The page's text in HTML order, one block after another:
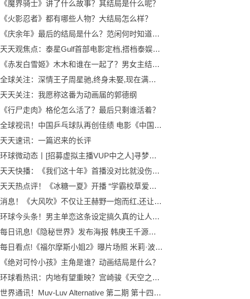
《魔界骑士》讲了什么故事？其结局是什么呢？
《火影忍者》都有哪些人物？大结局怎么样？
《庆余年》最后的结局是什么？范闲何时知道五竹是机器人？
天天观焦点：泰星Gulf首部电影定档,搭档泰娱女王Ann,有望成爆款
《赤发白雪姬》木木和谁在一起了？男女主结局如何？
全球关注：深情王子周星驰,终身未娶,现在满头白发日渐消瘦
天天关注：我愿称这番为动画届的郭德纲
《行尸走肉》格伦怎么活了？最后只剩谁活着？
全球视讯！中国乒乓球队再创佳绩 电影《中国乒乓》发文点赞
天天速讯：一篇迟来的长评
环球微动态丨[招募虚拟主播VUP中之人]寻梦计划—喵姆
天天快播：《我们这十年》首播没对比就没伤害，白百合演技自然，娄艺潇出戏
天天热点评！《冰糖一夏》开播 “学霸校草爱上我”既视感！
消息！《大风吹》不仅让王赫野一炮而红,还让刘惜君,重新回归了
环球今头条！男主单恋这条设定搞久真的让人疲劳
每日讯息!《隐秘世界》发布海报 韩庚王千源张馨予正邪对决
每日看点!《福尔摩斯小姐2》曝片场照 米莉·波比·布朗搞怪
《绝对可怜小孩》主角是谁？动画结局是什么？
环球看热讯：内地有望重映？宫崎骏《天空之城》开通官方账号
世界通讯！Muv-Luv Alternative 第二期 第十四集 XM3 预告